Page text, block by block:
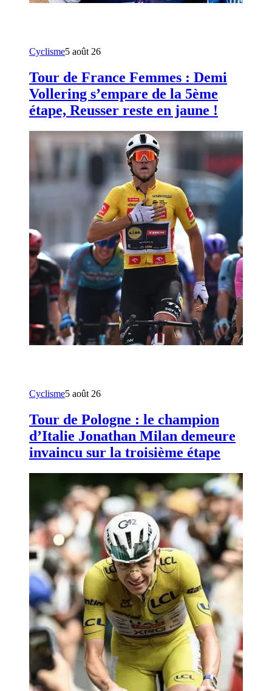
Cyclisme5 août 26
Tour de France Femmes : Demi
Vollering s’empare de la 5ème
étape, Reusser reste en jaune !
Cyclisme5 août 26
Tour de Pologne : le champion
d’Italie Jonathan Milan demeure
invaincu sur la troisième étape